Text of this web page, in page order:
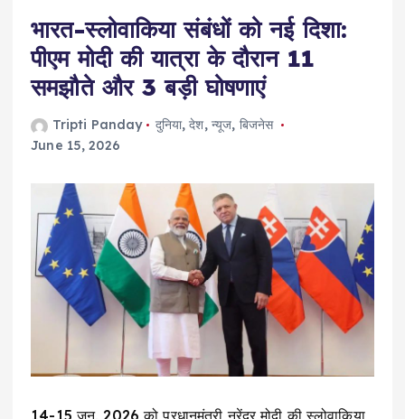
भारत-स्लोवाकिया संबंधों को नई दिशा:
पीएम मोदी की यात्रा के दौरान 11
समझौते और 3 बड़ी घोषणाएं
Tripti Panday दुनिया,देश, न्यूज, बिजनेस
June 15, 2026